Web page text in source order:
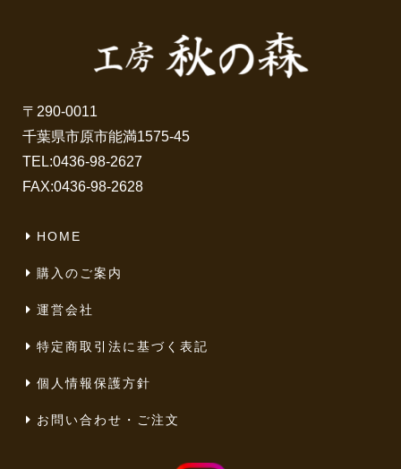
〒290-0011
千葉県市原市能満1575-45
TEL:0436-98-2627
FAX:0436-98-2628
HOME
購入のご案内
運営会社
特定商取引法に基づく表記
個人情報保護方針
お問い合わせ・ご注文